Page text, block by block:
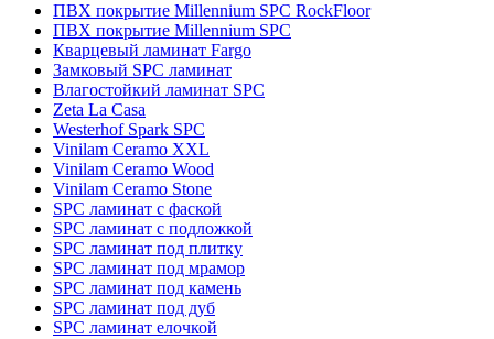
ПВХ покрытие Millennium SPC RockFloor
ПВХ покрытие Millennium SPC
Кварцевый ламинат Fargo
Замковый SPC ламинат
Влагостойкий ламинат SPC
Zeta La Casa
Westerhof Spark SPC
Vinilam Ceramo XXL
Vinilam Ceramo Wood
Vinilam Ceramo Stone
SPC ламинат с фаской
SPC ламинат с подложкой
SPC ламинат под плитку
SPC ламинат под мрамор
SPC ламинат под камень
SPC ламинат под дуб
SPC ламинат елочкой